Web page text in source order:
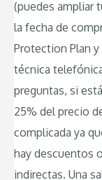
(puedes ampliar
la fecha de
Protection Plan
técnica
preguntas, si
25% del precio
complicada ya
hay descuentos
indirectas. Una